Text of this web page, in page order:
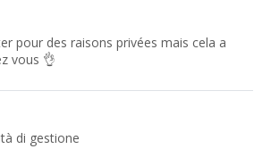
pour des raisons privées mais cela a
vous 👌
di gestione